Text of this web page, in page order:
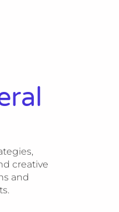
creative
and